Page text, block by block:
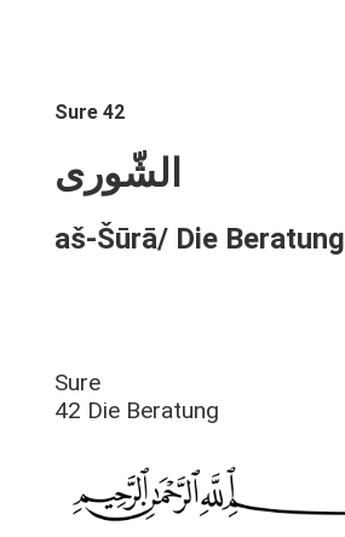
Sure 42
الشّورى
aš-Šūrā/ Die Beratung
Sure
42 Die Beratung